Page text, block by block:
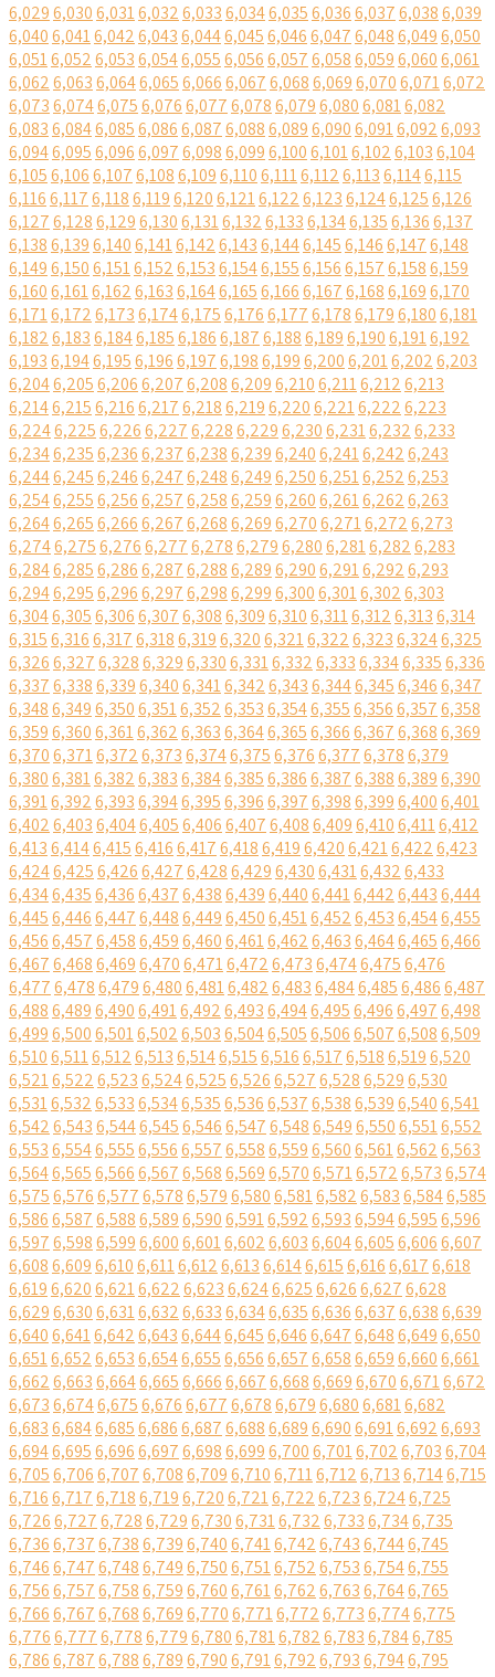
6,0296,0306,0316,0326,0336,0346,0356,0366,0376,0386,039
6,0406,0416,0426,0436,0446,0456,0466,0476,0486,0496,050
6,0516,0526,0536,0546,0556,0566,0576,0586,0596,0606,061
6,0626,0636,0646,0656,0666,0676,0686,0696,0706,0716,072
6,0736,0746,0756,0766,0776,0786,0796,0806,0816,082
6,0836,0846,0856,0866,0876,0886,0896,0906,0916,0926,093
6,0946,0956,0966,0976,0986,0996,1006,1016,1026,1036,104
6,1056,1066,1076,1086,1096,1106,1116,1126,1136,1146,115
6,1166,1176,1186,1196,1206,1216,1226,1236,1246,1256,126
6,1276,1286,1296,1306,1316,1326,1336,1346,1356,1366,137
6,1386,1396,1406,1416,1426,1436,1446,1456,1466,1476,148
6,1496,1506,1516,1526,1536,1546,1556,1566,1576,1586,159
6,1606,1616,1626,1636,1646,1656,1666,1676,1686,1696,170
6,1716,1726,1736,1746,1756,1766,1776,1786,1796,1806,181
6,1826,1836,1846,1856,1866,1876,1886,1896,1906,1916,192
6,1936,1946,1956,1966,1976,1986,1996,2006,2016,2026,203
6,2046,2056,2066,2076,2086,2096,2106,2116,2126,213
6,2146,2156,2166,2176,2186,2196,2206,2216,2226,223
6,2246,2256,2266,2276,2286,2296,2306,2316,2326,233
6,2346,2356,2366,2376,2386,2396,2406,2416,2426,243
6,2446,2456,2466,2476,2486,2496,2506,2516,2526,253
6,2546,2556,2566,2576,2586,2596,2606,2616,2626,263
6,2646,2656,2666,2676,2686,2696,2706,2716,2726,273
6,2746,2756,2766,2776,2786,2796,2806,2816,2826,283
6,2846,2856,2866,2876,2886,2896,2906,2916,2926,293
6,2946,2956,2966,2976,2986,2996,3006,3016,3026,303
6,3046,3056,3066,3076,3086,3096,3106,3116,3126,3136,314
6,3156,3166,3176,3186,3196,3206,3216,3226,3236,3246,325
6,3266,3276,3286,3296,3306,3316,3326,3336,3346,3356,336
6,3376,3386,3396,3406,3416,3426,3436,3446,3456,3466,347
6,3486,3496,3506,3516,3526,3536,3546,3556,3566,3576,358
6,3596,3606,3616,3626,3636,3646,3656,3666,3676,3686,369
6,3706,3716,3726,3736,3746,3756,3766,3776,3786,379
6,3806,3816,3826,3836,3846,3856,3866,3876,3886,3896,390
6,3916,3926,3936,3946,3956,3966,3976,3986,3996,4006,401
6,4026,4036,4046,4056,4066,4076,4086,4096,4106,4116,412
6,4136,4146,4156,4166,4176,4186,4196,4206,4216,4226,423
6,4246,4256,4266,4276,4286,4296,4306,4316,4326,433
6,4346,4356,4366,4376,4386,4396,4406,4416,4426,4436,444
6,4456,4466,4476,4486,4496,4506,4516,4526,4536,4546,455
6,4566,4576,4586,4596,4606,4616,4626,4636,4646,4656,466
6,4676,4686,4696,4706,4716,4726,4736,4746,4756,476
6,4776,4786,4796,4806,4816,4826,4836,4846,4856,4866,487
6,4886,4896,4906,4916,4926,4936,4946,4956,4966,4976,498
6,4996,5006,5016,5026,5036,5046,5056,5066,5076,5086,509
6,5106,5116,5126,5136,5146,5156,5166,5176,5186,5196,520
6,5216,5226,5236,5246,5256,5266,5276,5286,5296,530
6,5316,5326,5336,5346,5356,5366,5376,5386,5396,5406,541
6,5426,5436,5446,5456,5466,5476,5486,5496,5506,5516,552
6,5536,5546,5556,5566,5576,5586,5596,5606,5616,5626,563
6,5646,5656,5666,5676,5686,5696,5706,5716,5726,5736,574
6,5756,5766,5776,5786,5796,5806,5816,5826,5836,5846,585
6,5866,5876,5886,5896,5906,5916,5926,5936,5946,5956,596
6,5976,5986,5996,6006,6016,6026,6036,6046,6056,6066,607
6,6086,6096,6106,6116,6126,6136,6146,6156,6166,6176,618
6,6196,6206,6216,6226,6236,6246,6256,6266,6276,628
6,6296,6306,6316,6326,6336,6346,6356,6366,6376,6386,639
6,6406,6416,6426,6436,6446,6456,6466,6476,6486,6496,650
6,6516,6526,6536,6546,6556,6566,6576,6586,6596,6606,661
6,6626,6636,6646,6656,6666,6676,6686,6696,6706,6716,672
6,6736,6746,6756,6766,6776,6786,6796,6806,6816,682
6,6836,6846,6856,6866,6876,6886,6896,6906,6916,6926,693
6,6946,6956,6966,6976,6986,6996,7006,7016,7026,7036,704
6,7056,7066,7076,7086,7096,7106,7116,7126,7136,7146,715
6,7166,7176,7186,7196,7206,7216,7226,7236,7246,725
6,7266,7276,7286,7296,7306,7316,7326,7336,7346,735
6,7366,7376,7386,7396,7406,7416,7426,7436,7446,745
6,7466,7476,7486,7496,7506,7516,7526,7536,7546,755
6,7566,7576,7586,7596,7606,7616,7626,7636,7646,765
6,7666,7676,7686,7696,7706,7716,7726,7736,7746,775
6,7766,7776,7786,7796,7806,7816,7826,7836,7846,785
6,7866,7876,7886,7896,7906,7916,7926,7936,7946,795